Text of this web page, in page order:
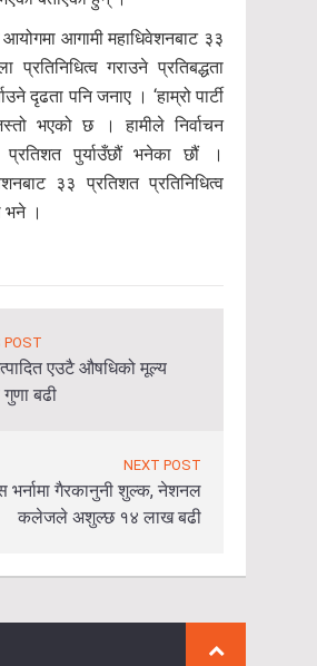
आयोगमा आगामी महाधिवेशनबाट ३३
प्रतिनिधित्व गराउने प्रतिबद्धता
दृढता पनि जनाए । ‘हाम्रो पार्टी
भएको छ । हामीले निर्वाचन
पुर्याउँछौं भनेका छौं ।
३३ प्रतिशत प्रतिनिधित्व
भने ।
POST
एउटै औषधिको मूल्य
बढी
NEXT POST
भर्नामा गैरकानुनी शुल्क, नेशनल
कलेजले अशुल्छ १४ लाख बढी